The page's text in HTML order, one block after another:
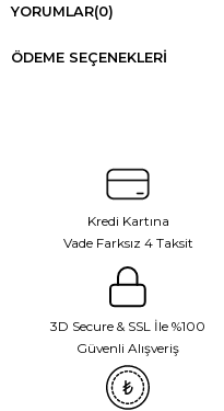
YORUMLAR(0)
ÖDEME SEÇENEKLERI
Kredi Kartına
Vade Farksız 4 Taksit
3D Secure & SSL İle %100
Güvenli Alışveriş